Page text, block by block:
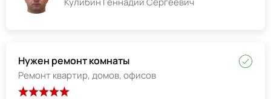
Нужен ремонт комнаты
Ремонт квартир, домов, офисов